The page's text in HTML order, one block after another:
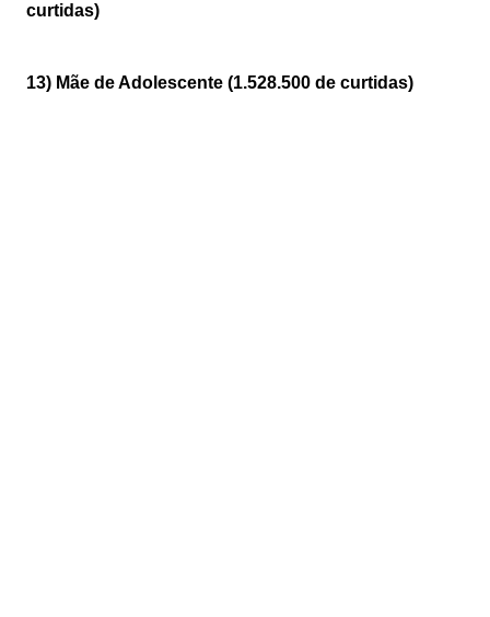
curtidas)
13) Mãe de Adolescente (1.528.500 de curtidas)